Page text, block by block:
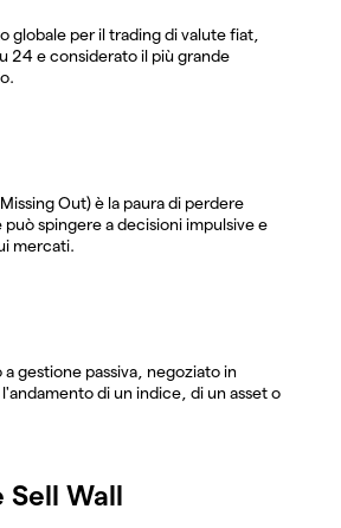
globale per il trading di valute fiat,
24 e considerato il più grande
Out) è la paura di perdere
spingere a decisioni impulsive e
mercati.
a gestione passiva, negoziato in
di un indice, di un asset o
Sell Wall